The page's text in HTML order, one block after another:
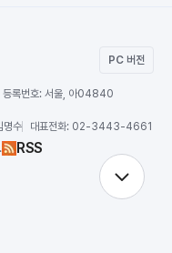
PC 버전
등록번호: 서울, 아04840
명수 대표전화: 02-3443-4661
RSS